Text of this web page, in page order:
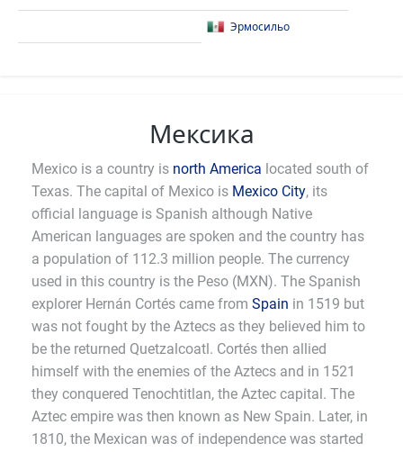
Эрмосильо
Мексика
Mexico is a country is north America located south of
Texas. The capital of Mexico is Mexico City, its
official language is Spanish although Native
American languages are spoken and the country has
a population of 112.3 million people. The currency
used in this country is the Peso (MXN). The Spanish
explorer Hernán Cortés came from Spain in 1519 but
was not fought by the Aztecs as they believed him to
be the returned Quetzalcoatl. Cortés then allied
himself with the enemies of the Aztecs and in 1521
they conquered Tenochtitlan, the Aztec capital. The
Aztec empire was then known as New Spain. Later, in
1810, the Mexican was of independence was started